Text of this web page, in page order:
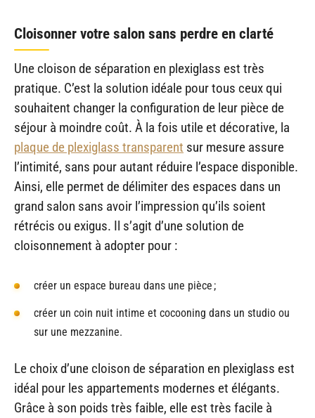
Cloisonner votre salon sans perdre en clarté
Une cloison de séparation en plexiglass est très
pratique. C’est la solution idéale pour tous ceux qui
souhaitent changer la configuration de leur pièce de
séjour à moindre coût. À la fois utile et décorative, la
plaque de plexiglass transparent sur mesure assure
l’intimité, sans pour autant réduire l’espace disponible.
Ainsi, elle permet de délimiter des espaces dans un
grand salon sans avoir l’impression qu’ils soient
rétrécis ou exigus. Il s’agit d’une solution de
cloisonnement à adopter pour :
créer un espace bureau dans une pièce ;
créer un coin nuit intime et cocooning dans un studio ou
sur une mezzanine.
Le choix d’une cloison de séparation en plexiglass est
idéal pour les appartements modernes et élégants.
Grâce à son poids très faible, elle est très facile à